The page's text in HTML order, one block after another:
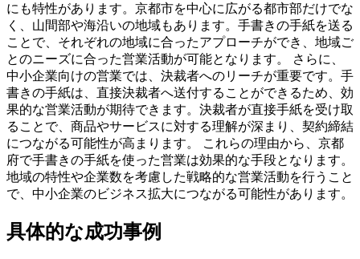
にも特性があります。京都市を中心に広がる都市部だけでな
く、山間部や海沿いの地域もあります。手書きの手紙を送る
ことで、それぞれの地域に合ったアプローチができ、地域ご
とのニーズに合った営業活動が可能となります。 さらに、
中小企業向けの営業では、決裁者へのリーチが重要です。手
書きの手紙は、直接決裁者へ送付することができるため、効
果的な営業活動が期待できます。決裁者が直接手紙を受け取
ることで、商品やサービスに対する理解が深まり、契約締結
につながる可能性が高まります。 これらの理由から、京都
府で手書きの手紙を使った営業は効果的な手段となります。
地域の特性や企業数を考慮した戦略的な営業活動を行うこと
で、中小企業のビジネス拡大につながる可能性があります。
具体的な成功事例